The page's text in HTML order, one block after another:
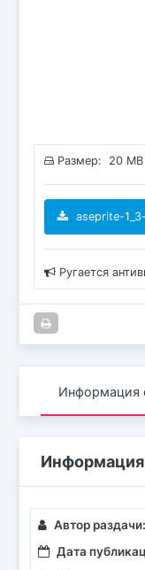
Размер: 20 MB
aseprite-
Ругается
Информация
Информация
Автор раздачи:
Дата